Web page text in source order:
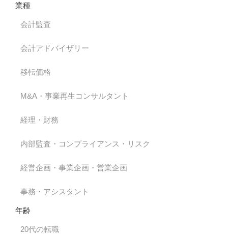
業種
会計監査
会計アドバイザリー
移転価格
M&A・事業再生コンサルタント
経理・財務
内部監査・コンプライアンス・リスク
経営企画・事業企画・営業企画
事務・アシスタント
年齢
20代の転職